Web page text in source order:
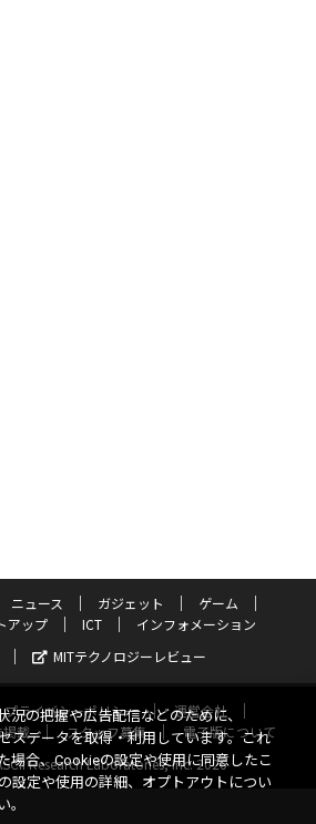
ニュース ガジェット
ゲーム
アップ ICT
インフォメーション
MITテクノロジーレビュー
プライバシーポリシー
運営会社
載 スタッフ募集
電子版について
Research Laboratories, Inc. 2026
況の把握や広告配信などのために、
スデータを取得・利用しています。これ
場合、Cookieの設定や使用に同意したこ
設定や使用の詳細、オプトアウトについ
。